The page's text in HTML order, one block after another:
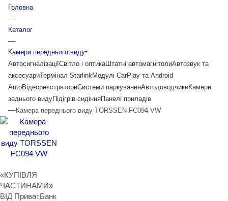
Головна
—
Каталог
—
Камери переднього виду
АвтосигналізаціїСвітло і оптикаШтатні автомагнітолиАвтозвук та
аксесуариТермінал StarlinkМодулі CarPlay та Android
AutoВідеореєстраториСистеми паркуванняАвтодоводчикиКамери
заднього видуПідігрів сидінняПанелі приладів
—Камера переднього виду TORSSEN FC094 VW
«КУПІВЛЯ
ЧАСТИНАМИ»
ВІД ПриватБанк